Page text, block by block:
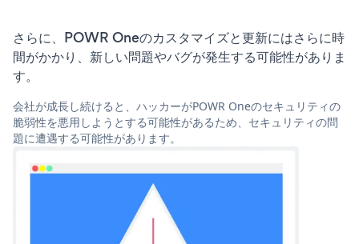
さらに、POWR Oneのカスタマイズと更新にはさらに時
間がかかり、新しい問題やバグが発生する可能性がありま
す。
会社が成長し続けると、ハッカーがPOWR Oneのセキュリティの
脆弱性を悪用しようとする可能性があるため、セキュリティの問
題に遭遇する可能性があります。